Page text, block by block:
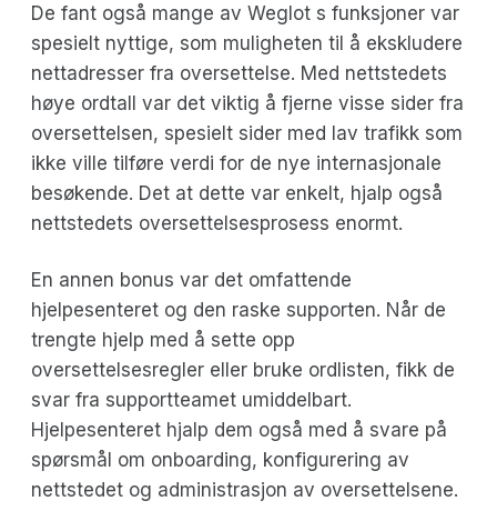
De fant også mange av Weglot s funksjoner var
spesielt nyttige, som muligheten til å ekskludere
nettadresser fra oversettelse. Med nettstedets
høye ordtall var det viktig å fjerne visse sider fra
oversettelsen, spesielt sider med lav trafikk som
ikke ville tilføre verdi for de nye internasjonale
besøkende. Det at dette var enkelt, hjalp også
nettstedets oversettelsesprosess enormt.
En annen bonus var det omfattende
hjelpesenteret og den raske supporten. Når de
trengte hjelp med å sette opp
oversettelsesregler eller bruke ordlisten, fikk de
svar fra supportteamet umiddelbart.
Hjelpesenteret hjalp dem også med å svare på
spørsmål om onboarding, konfigurering av
nettstedet og administrasjon av oversettelsene.